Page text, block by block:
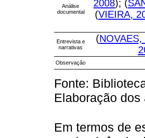
Análise
documental
2008); (
(VIEIRA,
Entrevista e
narrativas
(NOVAES,
Observação
Fonte:
Elaboração dos
Em termos de